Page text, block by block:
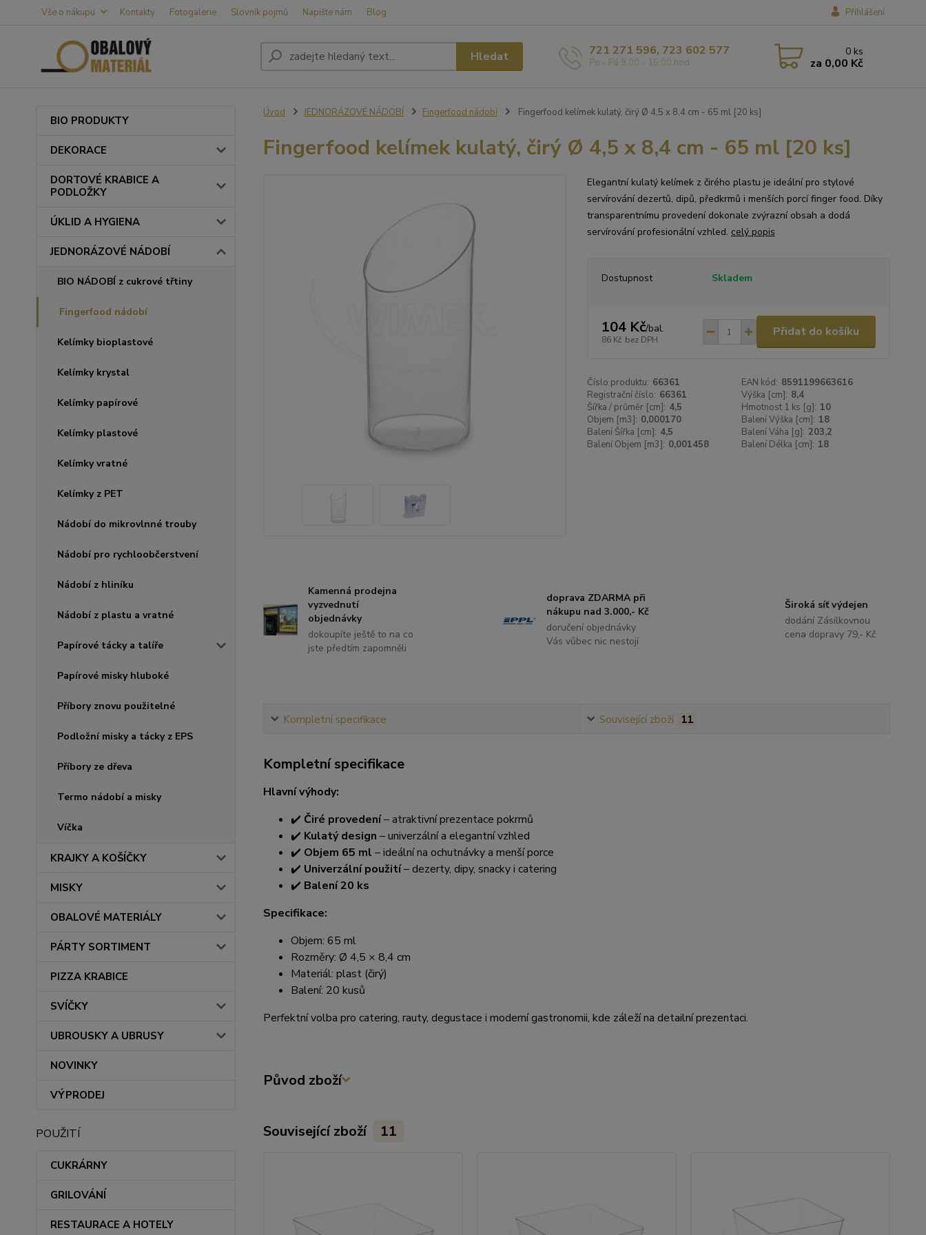
Vše o nákupu Kontakty Fotogalerie Slovník pojmů Napište nám Blog Přihlášení
Hledat 721 271 596, 723 602 577
Po - Pá 9,00 - 15,00 hod
0 ks
za 0,00 Kč
BIO PRODUKTY
DEKORACE
DORTOVÉ KRABICE A
PODLOŽKY
ÚKLID A HYGIENA
JEDNORÁZOVÉ NÁDOBÍ
BIO NÁDOBÍ z cukrové třtiny
Fingerfood nádobí
Kelímky bioplastové
Kelímky krystal
Kelímky papírové
Kelímky plastové
Kelímky vratné
Kelímky z PET
Nádobí do mikrovlnné trouby
Nádobí pro rychloobčerstvení
Nádobí z hliníku
Nádobí z plastu a vratné
Papírové tácky a talíře
Papírové misky hluboké
Příbory znovu použitelné
Podložní misky a tácky z EPS
Příbory ze dřeva
Termo nádobí a misky
Víčka
KRAJKY A KOŠÍČKY
MISKY
OBALOVÉ MATERIÁLY
PÁRTY SORTIMENT
PIZZA KRABICE
SVÍČKY
UBROUSKY A UBRUSY
NOVINKY
VÝPRODEJ
POUŽITÍ
CUKRÁRNY
GRILOVÁNÍ
RESTAURACE A HOTELY
Úvod JEDNORÁZOVÉ NÁDOBÍ Fingerfood nádobí Fingerfood kelímek kulatý, čirý Ø 4,5 x 8,4 cm - 65 ml [20 ks]
Fingerfood kelímek kulatý, čirý Ø 4,5 x 8,4 cm - 65 ml [20 ks]
Elegantní kulatý kelímek z čirého plastu je ideální pro stylové
servírování dezertů, dipů, předkrmů i menších porcí finger food. Díky
transparentnímu provedení dokonale zvýrazní obsah a dodá
servírování profesionální vzhled. celý popis
Dostupnost Skladem
104 Kč/bal.
86 Kč bez DPH
Přidat do košíku
Číslo produktu: 66361 EAN kód: 8591199663616
Registrační číslo: 66361 Výška [cm]: 8,4
Šířka / průměr [cm]: 4,5 Hmotnost 1 ks [g]: 10
Objem [m3]: 0,000170 Balení Výška [cm]: 18
Balení Šířka [cm]: 4,5 Balení Váha [g]: 203,2
Balení Objem [m3]: 0,001458 Balení Délka [cm]: 18
Kamenná prodejna
vyzvednutí
objednávky
dokoupíte ještě to na co
jste předtím zapomněli
doprava ZDARMA při
nákupu nad 3.000,- Kč
doručení objednávky
Vás vůbec nic nestojí
Široká síť výdejen
dodání Zásilkovnou
cena dopravy 79,- Kč
Kompletní specifikace Související zboží 11
Kompletní specifikace
Hlavní výhody:
✔️ Čiré provedení– atraktivní prezentace pokrmů
✔️ Kulatý design – univerzální a elegantní vzhled
✔️ Objem 65 ml – ideální na ochutnávky a menší porce
✔️ Univerzální použití– dezerty, dipy, snacky i catering
✔️ Balení 20 ks
Specifikace:
Objem: 65 ml
Rozměry: Ø 4,5 × 8,4 cm
Materiál: plast (čirý)
Balení: 20 kusů
Perfektní volba pro catering, rauty, degustace i moderní gastronomii, kde záleží na detailní prezentaci.
Původ zboží
Související zboží 11